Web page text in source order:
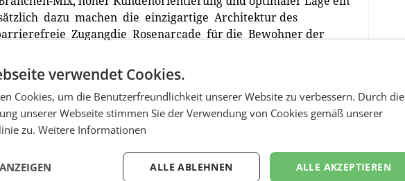
dazu machen die einzigartige Architektur des
Zugangdie Rosenarcade für die Bewohner der
die neuesten Besucherzahlen mit rund 10.500 Personen
verwendet Cookies.
Cookies, um die Benutzerfreundlichkeit unserer Website zu verbessern. Durch die
unserer Webseite stimmen Sie der Verwendung von Cookies gemäß unserer
zu. Weitere Informationen
ALLE AKZEPTIEREN
ALLE ABLEHNEN